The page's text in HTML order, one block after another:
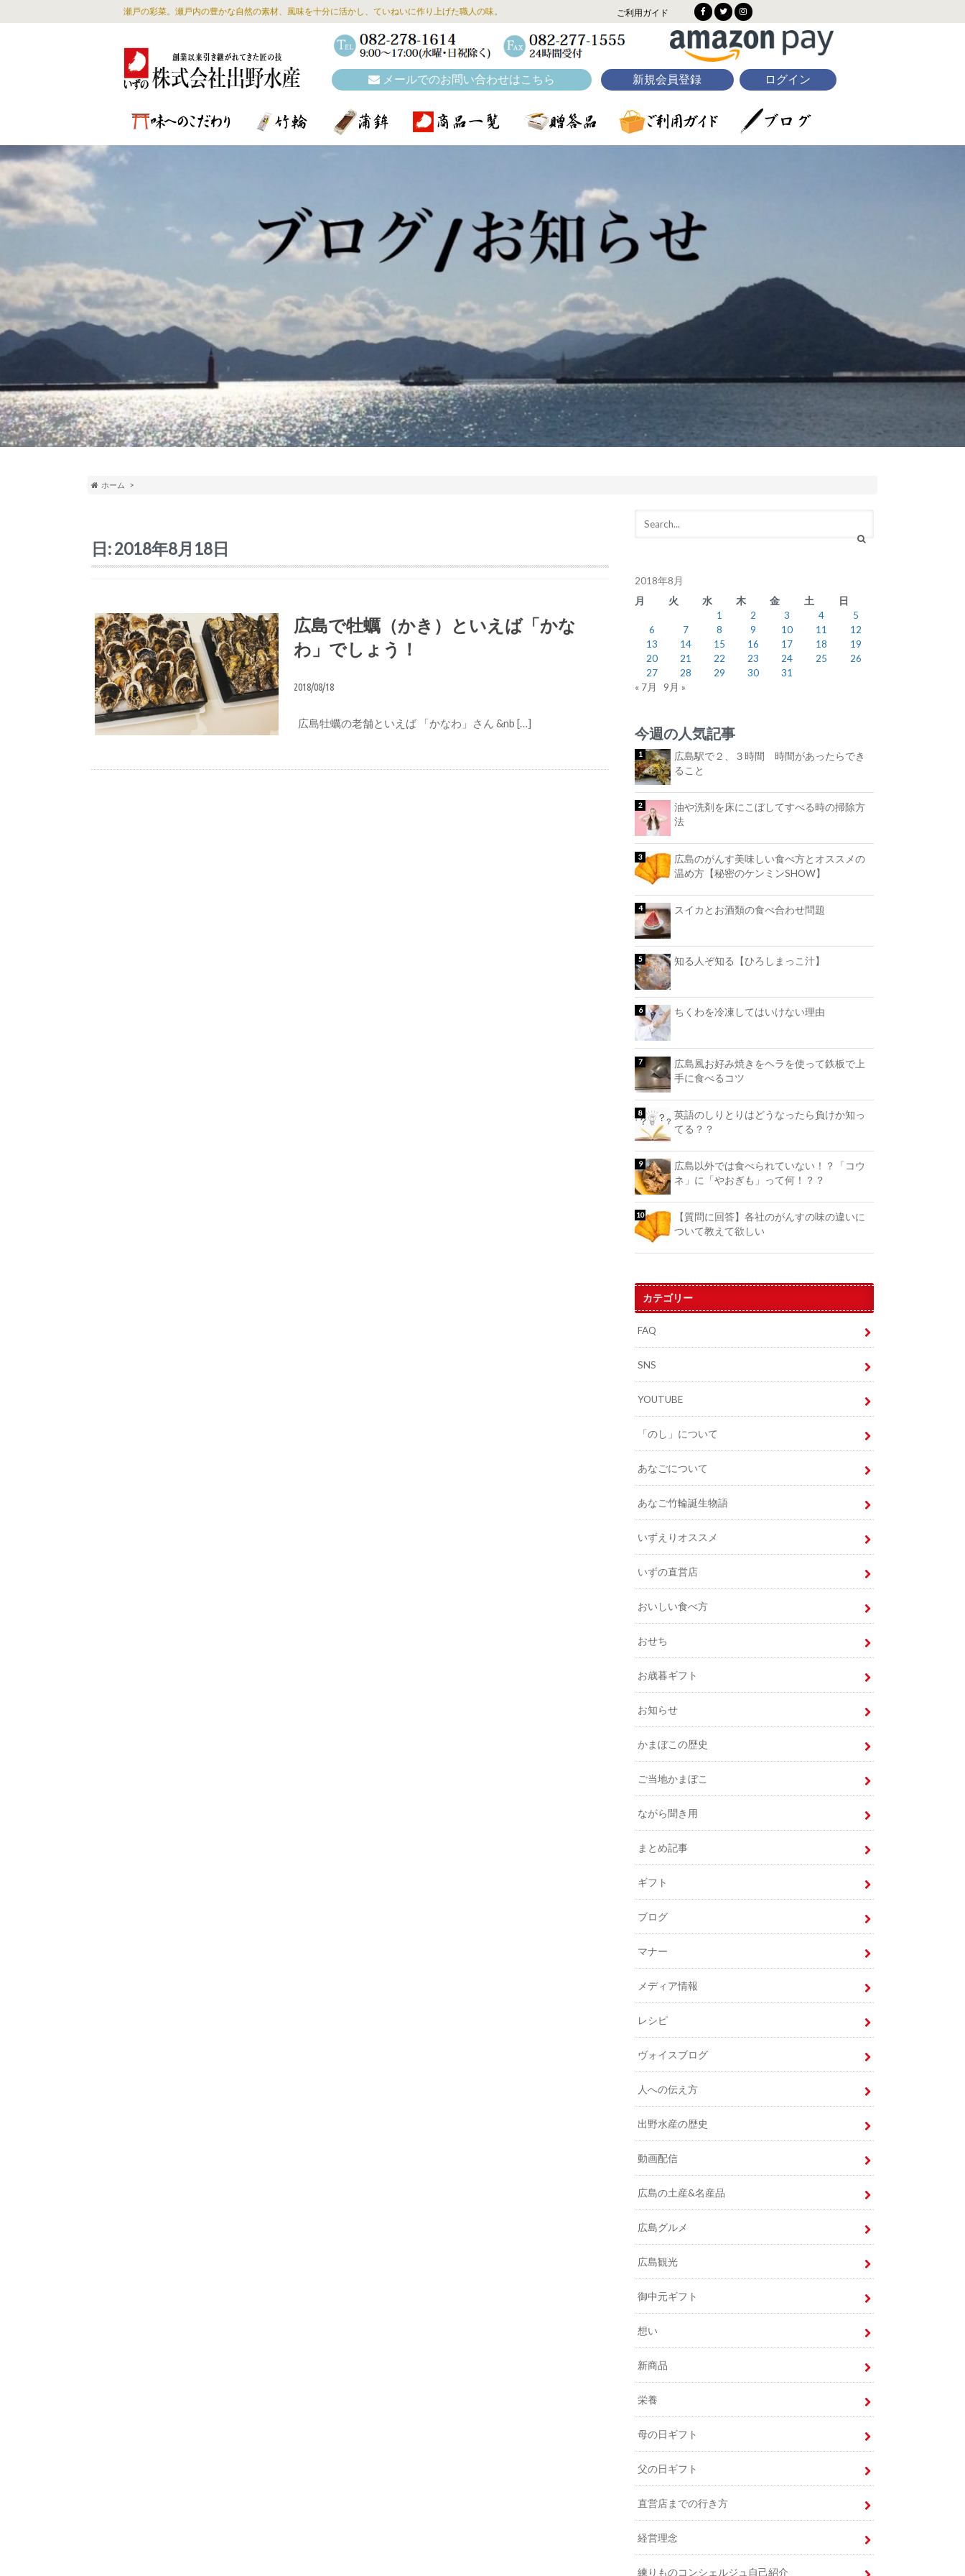
瀬戸の彩菜。瀬戸内の豊かな自然の素材、風味を十分に活かし、ていねいに作り上げた職人の味。 ご利用ガイド
メールでのお問い合わせはこちら 新規会員登録 ログイン
ホーム
日:2018年8月18日
広島で牡蠣（かき）といえば「かな
わ」でしょう！
2018/08/18
広島牡蠣の老舗といえば 「かなわ」さん &nb […]
2018年8月
月
火 水 木 金 土
日
1
2 3 4
5
6
7 8 9 10 11
12
13
14 15 16 17 18
19
20
21 22 23 24 25
26
27
28 29 30
31
« 7月
9月 »
今週の人気記事
広島駅で２、３時間 時間があったらでき
ること
油や洗剤を床にこぼしてすべる時の掃除方
法
広島のがんす美味しい食べ方とオススメの
温め方【秘密のケンミンSHOW】
スイカとお酒類の食べ合わせ問題
知る人ぞ知る【ひろしまっこ汁】
ちくわを冷凍してはいけない理由
広島風お好み焼きをヘラを使って鉄板で上
手に食べるコツ
英語のしりとりはどうなったら負けか知っ
てる？？
広島以外では食べられていない！？「コウ
ネ」に「やおぎも」って何！？？
【質問に回答】各社のがんすの味の違いに
ついて教えて欲しい
カテゴリー
FAQ
SNS
YOUTUBE
「のし」について
あなごについて
あなご竹輪誕生物語
いずえりオススメ
いずの直営店
おいしい食べ方
おせち
お歳暮ギフト
お知らせ
かまぼこの歴史
ご当地かまぼこ
ながら聞き用
まとめ記事
ギフト
ブログ
マナー
メディア情報
レシピ
ヴォイスブログ
人への伝え方
出野水産の歴史
動画配信
広島の土産&名産品
広島グルメ
広島観光
御中元ギフト
想い
新商品
栄養
母の日ギフト
父の日ギフト
直営店までの行き方
経営理念
練りものコンシェルジュ自己紹介